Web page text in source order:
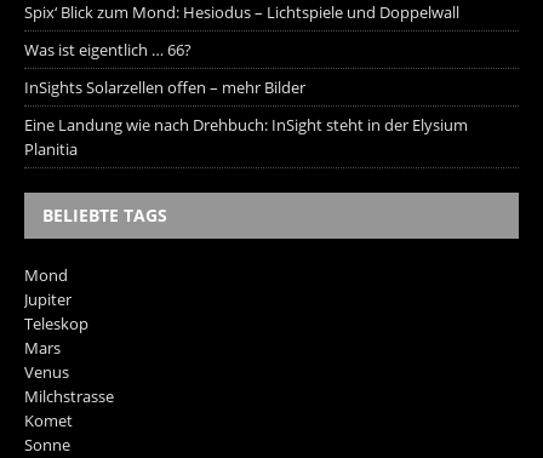
Spix‘ Blick zum Mond: Hesiodus – Lichtspiele und Doppelwall
Was ist eigentlich … 66?
InSights Solarzellen offen – mehr Bilder
Eine Landung wie nach Drehbuch: InSight steht in der Elysium
Planitia
BELIEBTE TAGS
Mond
Jupiter
Teleskop
Mars
Venus
Milchstrasse
Komet
Sonne